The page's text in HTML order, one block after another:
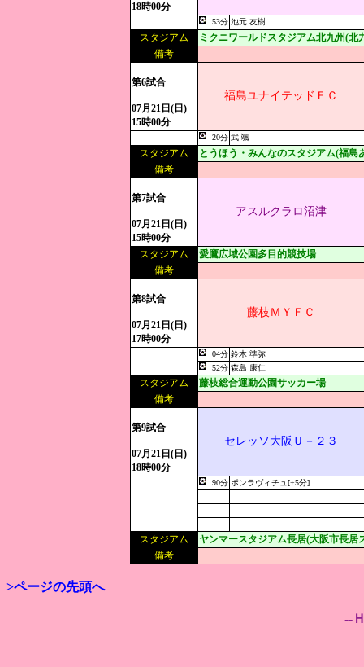
18時00分
53分 池元 友樹
スタジアム
ミクニワールドスタジアム北九州(北
備考
第6試合
07月21日(日)
15時00分
福島ユナイテッドＦＣ
20分 武 颯
スタジアム
とうほう・みんなのスタジアム(福島
備考
第7試合
07月21日(日)
15時00分
アスルクラロ沼津
スタジアム
愛鷹広域公園多目的競技場
備考
第8試合
07月21日(日)
17時00分
藤枝ＭＹＦＣ
04分 鈴木 準弥
52分 森島 康仁
スタジアム
藤枝総合運動公園サッカー場
備考
第9試合
07月21日(日)
18時00分
セレッソ大阪Ｕ－２３
90分 ポンラヴィチュ[+5分]
スタジアム
ヤンマースタジアム長居(大阪市長居
備考
>ページの先頭へ
--